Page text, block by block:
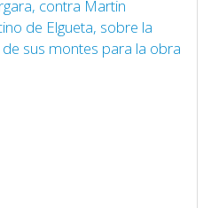
contra Martin
de Elgueta, sobre la
sus montes para la obra